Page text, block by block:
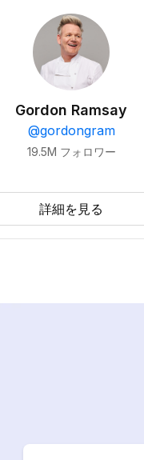
Gordon Ramsay
@gordongram
19.5M フォロワー
詳細を見る